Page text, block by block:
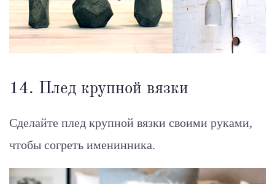
14. Плед крупной вязки
Сделайте плед крупной вязки своими руками,
чтобы согреть именинника.